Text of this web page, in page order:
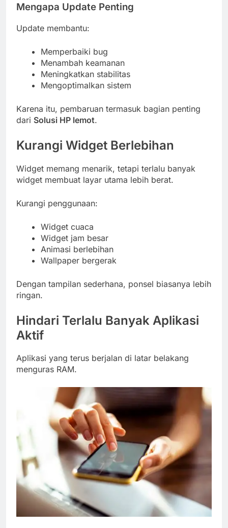
Mengapa Update Penting
Update membantu:
Memperbaiki bug
Menambah keamanan
Meningkatkan stabilitas
Mengoptimalkan sistem
Karena itu, pembaruan termasuk bagian penting
dari Solusi HP lemot.
Kurangi Widget Berlebihan
Widget memang menarik, tetapi terlalu banyak
widget membuat layar utama lebih berat.
Kurangi penggunaan:
Widget cuaca
Widget jam besar
Animasi berlebihan
Wallpaper bergerak
Dengan tampilan sederhana, ponsel biasanya lebih
ringan.
Hindari Terlalu Banyak Aplikasi
Aktif
Aplikasi yang terus berjalan di latar belakang
menguras RAM.